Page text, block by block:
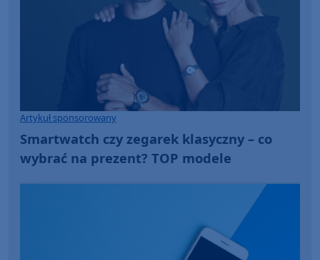
Artykuł sponsorowany
Smartwatch czy zegarek klasyczny – co
wybrać na prezent? TOP modele